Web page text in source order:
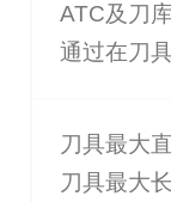
ATC及刀
通过在刀
刀具最大
刀具最大